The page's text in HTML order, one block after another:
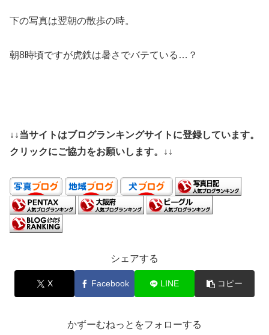
下の写真は翌朝の散歩の時。
朝8時頃ですが虎鉄は暑さでバテている…？
↓↓当サイトはブログランキングサイトに登録しています。
クリックにご協力をお願いします。↓↓
シェアする
X Facebook LINE コピー
かずーむねっとをフォローする